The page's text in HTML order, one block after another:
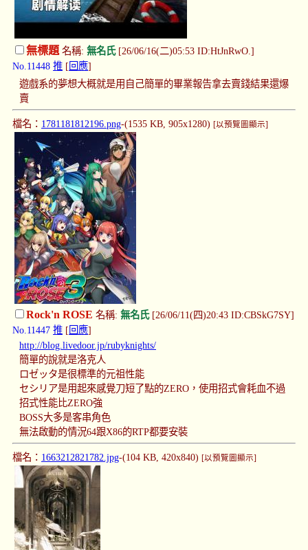
無標題名稱: 無名氏[26/06/16(二)05:53 ID:HtJnRwO.]
No.11448 推 [ 回應]
遊戲系的夢想大概就是用自己簡單的畢業報告拿去賣錢結果還爆
賣
檔名： 1781181812196.png-(1535 KB, 905x1280) [以預覽圖顯示]
Rock'n ROSE 名稱: 無名氏[26/06/11(四)20:43 ID:CBSkG7SY]
No.11447 推 [ 回應]
http://blog.livedoor.jp/rubyknights/
簡單的說就是洛克人
ロゼッタ是很標準的元祖性能
セシリア是用起來感覺刀短了點的ZERO，使用招式會耗血不過
招式性能比ZERO強
BOSS大多是客串角色
無法啟動的情況64跟X86的RTP都要安裝
檔名： 1663212821782.jpg-(104 KB, 420x840) [以預覽圖顯示]